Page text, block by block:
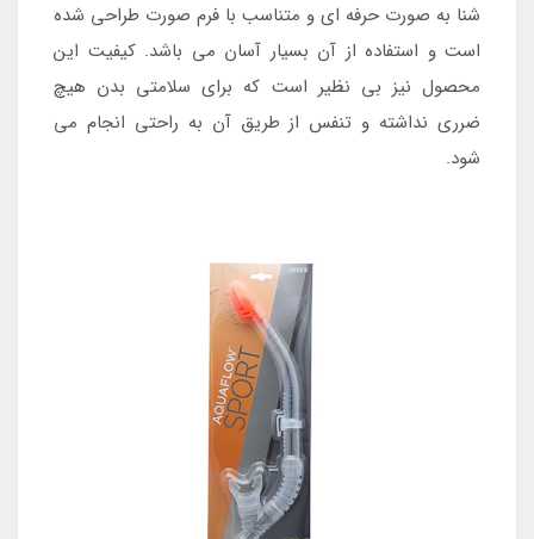
شنا به صورت حرفه ای و متناسب با فرم صورت طراحی شده
است و استفاده از آن بسیار آسان می باشد. کیفیت این
محصول نیز بی نظیر است که برای سلامتی بدن هیچ
ضرری نداشته و تنفس از طریق آن به راحتی انجام می
شود.